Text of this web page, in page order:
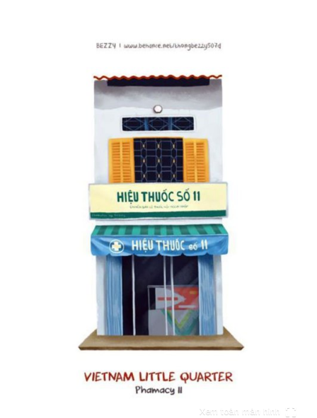
Xem toàn màn hình